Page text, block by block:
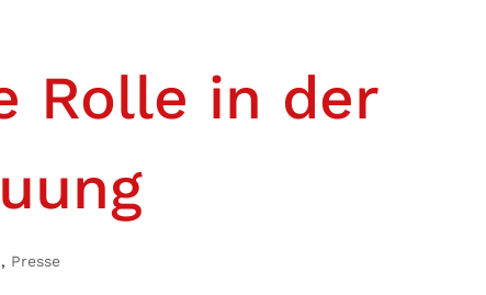
Rolle in der
, Presse